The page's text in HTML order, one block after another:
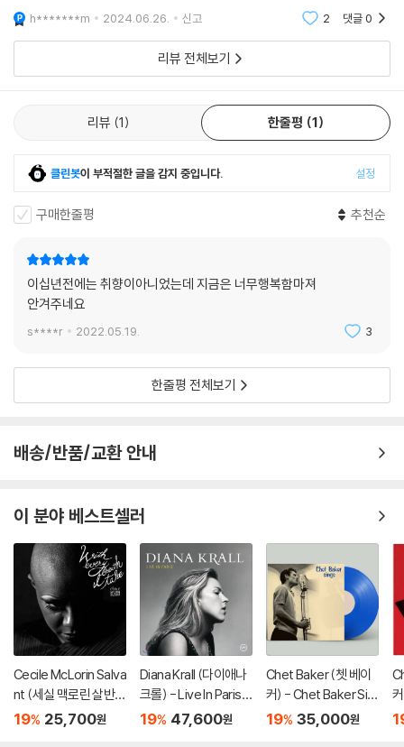
을 오늘도 LP를 턴테이블에 올리면서기대해 봅니다.
h*******m 2024.06.26. 신고 2 댓글0
리뷰 전체보기
리뷰 1 한줄평 1
클린봇이 부적절한 글을 감지 중입니다. 설정
구매한줄평 추천순
이십년전에는 취향이아니었는데 지금은 너무행복함마져
안겨주네요
s****r 2022.05.19. 3
한줄평 전체보기
배송/반품/교환 안내
이 분야 베스트셀러
Cecile McLorin Salva
nt (세실 맥로린 살반
트) - With Every Bre
19% 25,700원
Diana Krall (다이애나
크롤) - Live In Paris
[2LP]
19% 47,600원
Chet Baker (쳇 베이
커) - Chet Baker Sin
gs [로열 블루 컬러 L
19% 35,000원